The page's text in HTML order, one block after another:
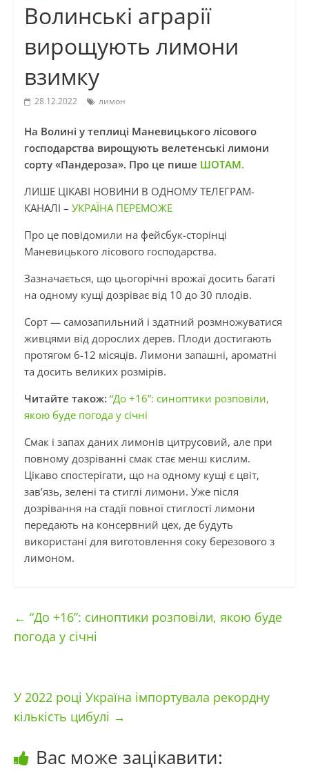
Волинські аграрії
вирощують лимони
взимку
28.12.2022 лимон
На Волині у теплиці Маневицького лісового
господарства вирощують велетенські лимони
сорту «Пандероза». Про це пише ШОТАМ.
ЛИШЕ ЦІКАВІ НОВИНИ В ОДНОМУ ТЕЛЕГРАМ-
КАНАЛІ – УКРАЇНА ПЕРЕМОЖЕ
Про це повідомили на фейсбук-сторінці
Маневицького лісового господарства.
Зазначається, що цьогорічні врожаї досить багаті
на одному кущі дозріває від 10 до 30 плодів.
Сорт — самозапильний і здатний розмножуватися
живцями від дорослих дерев. Плоди достигають
протягом 6-12 місяців. Лимони запашні, ароматні
та досить великих розмірів.
Читайте також: “До +16”: синоптики розповіли,
якою буде погода у січні
Смак і запах даних лимонів цитрусовий, але при
повному дозріванні смак стає менш кислим.
Цікаво спостерігати, що на одному кущі є цвіт,
зав’язь, зелені та стиглі лимони. Уже після
дозрівання на стадії повної стиглості лимони
передають на консервний цех, де будуть
використані для виготовлення соку березового з
лимоном.
← “До +16”: синоптики розповіли, якою буде
погода у січні
У 2022 році Україна імпортувала рекордну
кількість цибулі →
Вас може зацікавити: